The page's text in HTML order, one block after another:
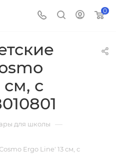
0
см, с
для школы —
Ergo Line' 13 см, с